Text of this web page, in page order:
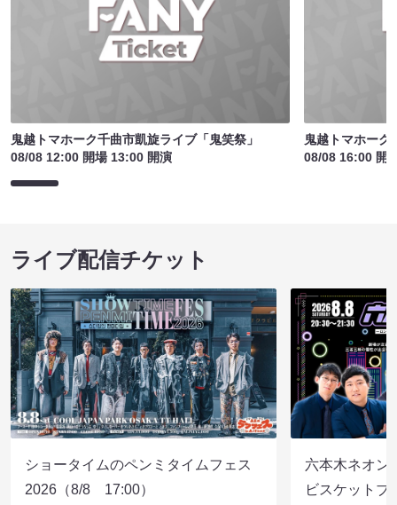
鬼越トマホーク千曲市凱旋ライブ「鬼笑祭」
08/08 12:00 開場 13:00 開演
鬼越トマホーク
08/08 16:00 開
ライブ配信チケット
ショータイムのペンミタイムフェス
2026（8/8 17:00）
六本木ネオン
ビスケットブ